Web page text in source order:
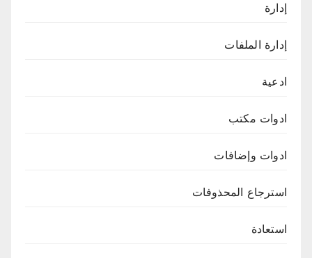
إدارة
إدارة الملفات
ادعية
ادوات مكتب
ادوات وإضافات
استرجاع المحذوفات
استعادة